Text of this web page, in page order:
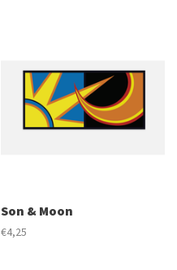
Son & Moon
€4,25